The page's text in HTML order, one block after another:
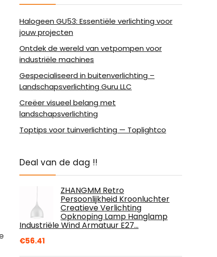
Halogeen GU53: Essentiële verlichting voor
jouw projecten
Ontdek de wereld van vetpompen voor
industriële machines
Gespecialiseerd in buitenverlichting –
Landschapsverlichting Guru LLC
Creëer visueel belang met
landschapsverlichting
Toptips voor tuinverlichting — Toplightco
Deal van de dag !!
ZHANGMM Retro
Persoonlijkheid Kroonluchter
Creatieve Verlichting
Opknoping Lamp Hanglamp
Industriële Wind Armatuur E27…
€56.41